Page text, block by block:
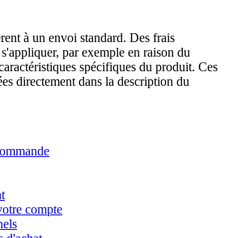
à un envoi standard. Des frais
par exemple en raison du
spécifiques du produit. Ces
directement dans la description du
compte